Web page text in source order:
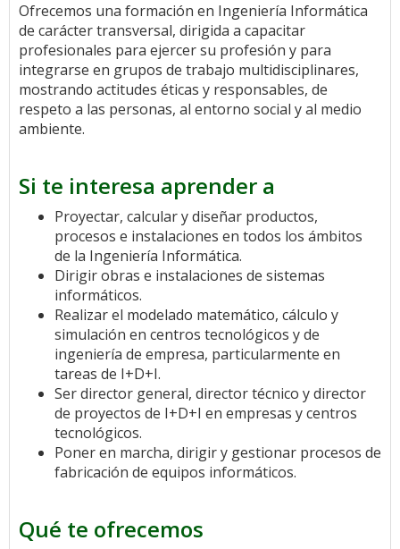
Ofrecemos una formación en Ingeniería Informática
de carácter transversal, dirigida a capacitar
profesionales para ejercer su profesión y para
integrarse en grupos de trabajo multidisciplinares,
mostrando actitudes éticas y responsables, de
respeto a las personas, al entorno social y al medio
ambiente.
Si te interesa aprender a
Proyectar, calcular y diseñar productos,
procesos e instalaciones en todos los ámbitos
de la Ingeniería Informática.
Dirigir obras e instalaciones de sistemas
informáticos.
Realizar el modelado matemático, cálculo y
simulación en centros tecnológicos y de
ingeniería de empresa, particularmente en
tareas de I+D+I.
Ser director general, director técnico y director
de proyectos de I+D+I en empresas y centros
tecnológicos.
Poner en marcha, dirigir y gestionar procesos de
fabricación de equipos informáticos.
Qué te ofrecemos